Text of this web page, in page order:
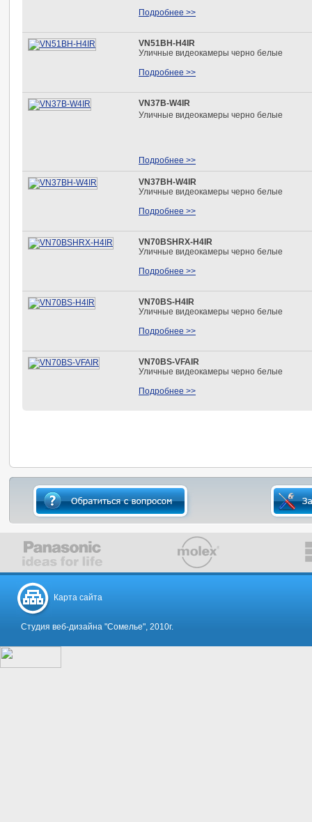
Подробнее >>
VN51BH-H4IR
Уличные видеокамеры черно белые
Подробнее >>
VN37B-W4IR
Уличные видеокамеры черно белые
Подробнее >>
VN37BH-W4IR
Уличные видеокамеры черно белые
Подробнее >>
VN70BSHRX-H4IR
Уличные видеокамеры черно белые
Подробнее >>
VN70BS-H4IR
Уличные видеокамеры черно белые
Подробнее >>
VN70BS-VFAIR
Уличные видеокамеры черно белые
Подробнее >>
Карта сайта
Студия веб-дизайна "Сомелье", 2010г.